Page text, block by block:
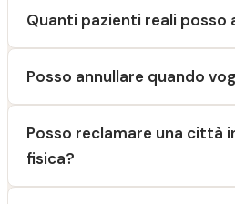
Quanti pazienti reali posso
Posso annullare quando
Posso reclamare una città
fisica?